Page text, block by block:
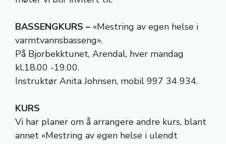
BASSENGKURS – «Mestring av egen helse i
varmtvannsbasseng».
På Bjorbekktunet, Arendal, hver mandag
kl.18.00 -19.00.
Instruktør Anita Johnsen, mobil 997 34 934.
KURS
Vi har planer om å arrangere andre kurs, blant
annet «Mestring av egen helse i ulendt